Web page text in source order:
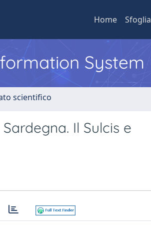
Home Sfoglia
System
scientifico
Il Sulcis e